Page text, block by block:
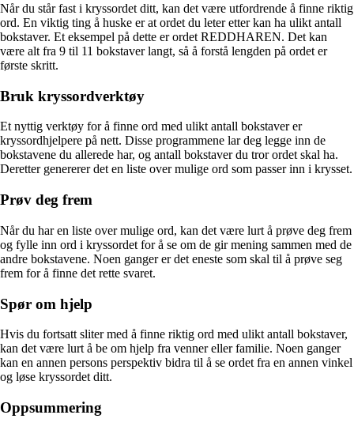
Når du står fast i kryssordet ditt, kan det være utfordrende å finne riktig
ord. En viktig ting å huske er at ordet du leter etter kan ha ulikt antall
bokstaver. Et eksempel på dette er ordet REDDHAREN. Det kan
være alt fra 9 til 11 bokstaver langt, så å forstå lengden på ordet er
første skritt.
Bruk kryssordverktøy
Et nyttig verktøy for å finne ord med ulikt antall bokstaver er
kryssordhjelpere på nett. Disse programmene lar deg legge inn de
bokstavene du allerede har, og antall bokstaver du tror ordet skal ha.
Deretter genererer det en liste over mulige ord som passer inn i krysset.
Prøv deg frem
Når du har en liste over mulige ord, kan det være lurt å prøve deg frem
og fylle inn ord i kryssordet for å se om de gir mening sammen med de
andre bokstavene. Noen ganger er det eneste som skal til å prøve seg
frem for å finne det rette svaret.
Spør om hjelp
Hvis du fortsatt sliter med å finne riktig ord med ulikt antall bokstaver,
kan det være lurt å be om hjelp fra venner eller familie. Noen ganger
kan en annen persons perspektiv bidra til å se ordet fra en annen vinkel
og løse kryssordet ditt.
Oppsummering